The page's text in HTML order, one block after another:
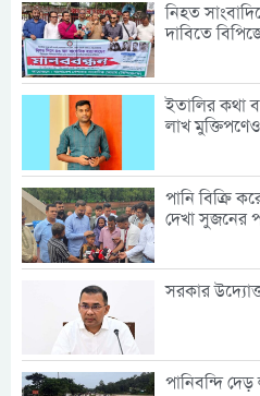
নিহত
দাবিতে
ইতালির কথা
লাখ
পানি বিক্রি
দেখা সুজনের
সরকার
পানিবন্দি